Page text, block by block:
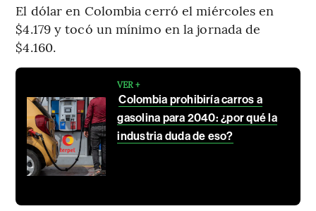
El dólar en Colombia cerró el miércoles en
$4.179 y tocó un mínimo en la jornada de
$4.160.
VER +
Colombia prohibiría carros a
gasolina para 2040: ¿por qué la
industria duda de eso?